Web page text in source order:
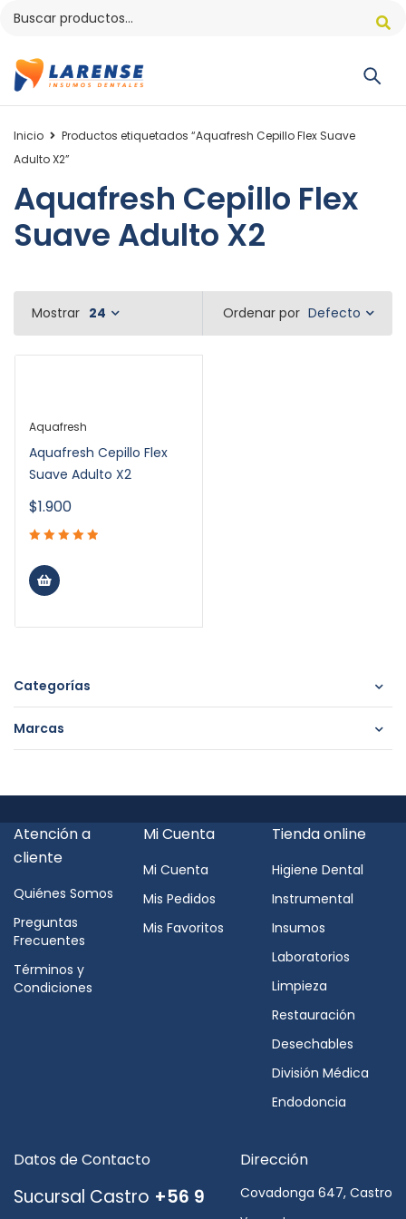
Inicio
Productos etiquetados “Aquafresh Cepillo Flex Suave
Adulto X2”
Aquafresh Cepillo Flex
Suave Adulto X2
Categorías
Marcas
Ordenar por Defecto
Mostrar 24
Aquafresh
Aquafresh Cepillo Flex
Suave Adulto X2
$1.900
Atención a
cliente
Quiénes Somos
Preguntas
Frecuentes
Términos y
Condiciones
Mi Cuenta
Mi Cuenta
Mis Pedidos
Mis Favoritos
Tienda online
Higiene Dental
Instrumental
Insumos
Laboratorios
Limpieza
Restauración
Desechables
División Médica
Endodoncia
Datos de Contacto
Sucursal Castro +56 9
Dirección
Covadonga 647, Castro